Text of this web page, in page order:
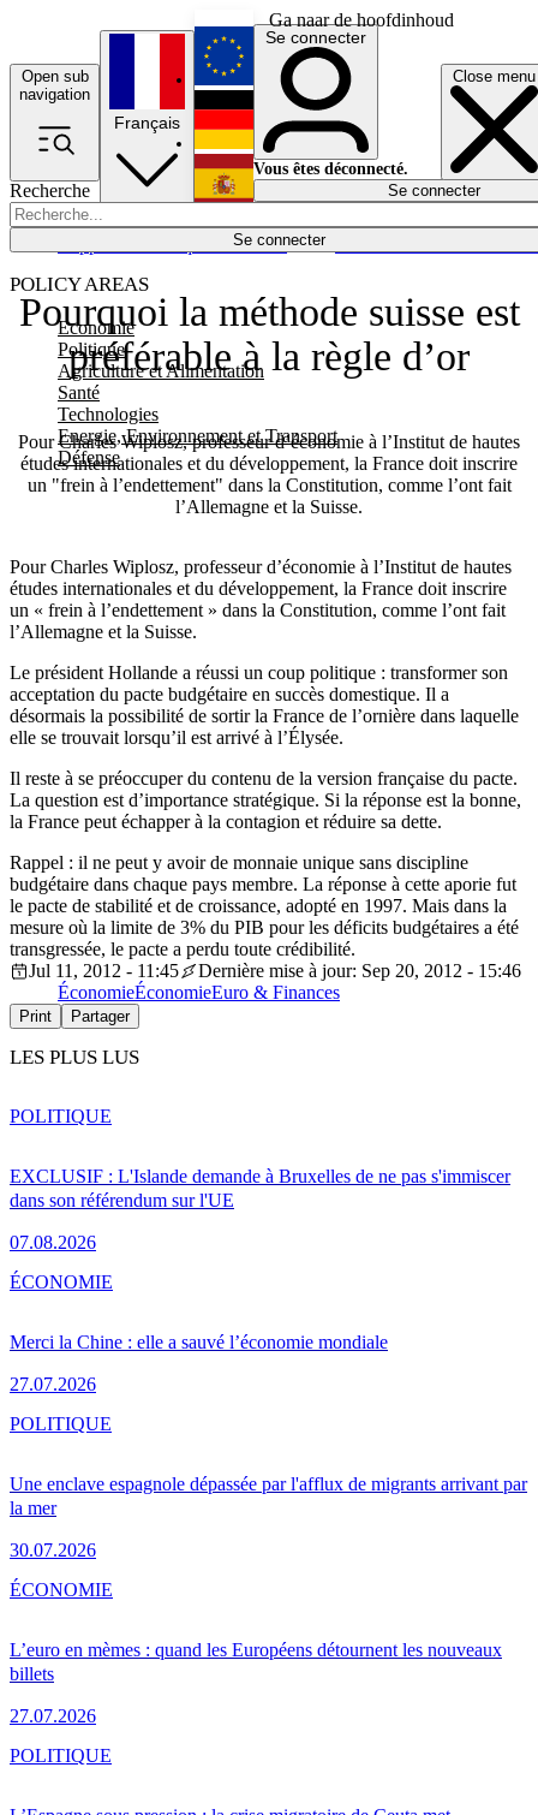
Ga naar de hoofdinhoud
Open sub
navigation
Close menu
Recherche
Se connecter
POLICY AREAS
Economie
Politique
Agriculture et Alimentation
Santé
Technologies
Energie, Environnement et Transport
Défense
Économie
Français
English
Deutsch
Español
Se connecter
Vous êtes déconnecté.
Se connecter
Pourquoi la méthode suisse est
préférable à la règle d’or
Pour Charles Wiplosz, professeur d’économie à l’Institut de hautes
études internationales et du développement, la France doit inscrire
un "frein à l’endettement" dans la Constitution, comme l’ont fait
l’Allemagne et la Suisse.
Pour Charles Wiplosz, professeur d’économie à l’Institut de hautes
études internationales et du développement, la France doit inscrire
un « frein à l’endettement » dans la Constitution, comme l’ont fait
l’Allemagne et la Suisse.
Le président Hollande a réussi un coup politique : transformer son
acceptation du pacte budgétaire en succès domestique. Il a
désormais la possibilité de sortir la France de l’ornière dans laquelle
elle se trouvait lorsqu’il est arrivé à l’Élysée.
Il reste à se préoccuper du contenu de la version française du pacte.
La question est d’importance stratégique. Si la réponse est la bonne,
la France peut échapper à la contagion et réduire sa dette.
Rappel : il ne peut y avoir de monnaie unique sans discipline
budgétaire dans chaque pays membre. La réponse à cette aporie fut
le pacte de stabilité et de croissance, adopté en 1997. Mais dans la
mesure où la limite de 3% du PIB pour les déficits budgétaires a été
transgressée, le pacte a perdu toute crédibilité.
Jul 11, 2012 - 11:45
Dernière mise à jour: Sep 20, 2012 - 15:46
ÉconomieÉconomieEuro & Finances
Print Partager
LES PLUS LUS
EXCLUSIF : L'Islande demande à Bruxelles de ne pas s'immiscer
dans son référendum sur l'UE
07.08.2026
POLITIQUE
Merci la Chine : elle a sauvé l’économie mondiale
27.07.2026
ÉCONOMIE
Une enclave espagnole dépassée par l'afflux de migrants arrivant par
la mer
30.07.2026
POLITIQUE
L’euro en mèmes : quand les Européens détournent les nouveaux
billets
27.07.2026
ÉCONOMIE
POLITIQUE